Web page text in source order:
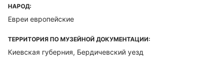
НАРОД:
Евреи европейские
ТЕРРИТОРИЯ ПО МУЗЕЙНОЙ ДОКУМЕНТАЦИИ:
Киевская губерния, Бердичевский уезд